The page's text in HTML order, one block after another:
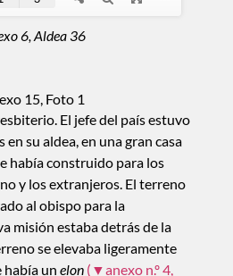
6, Aldea 36
15, Foto 1
El jefe del país estuvo
su aldea, en una gran casa
había construido para los
y los extranjeros. El terreno
al obispo para la
misión estaba detrás de la
se elevaba ligeramente
había un elon (▼anexo n.º 4,